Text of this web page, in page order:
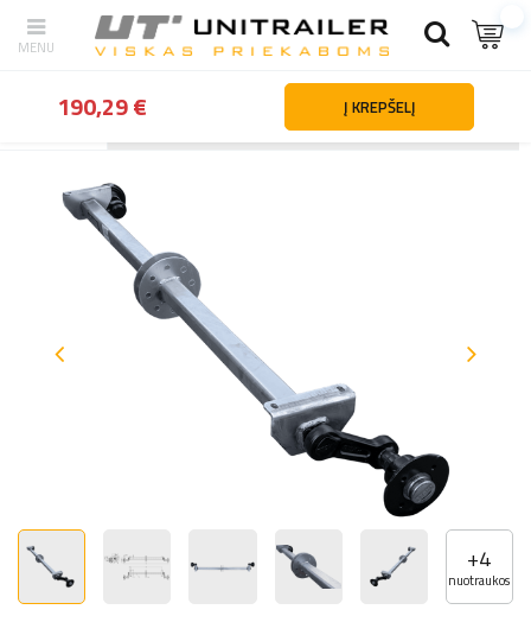
Priekabų dalys ir priedai Ašys ir pakabos
+4
nuotraukos
190,29 € Į KREPŠELĮ